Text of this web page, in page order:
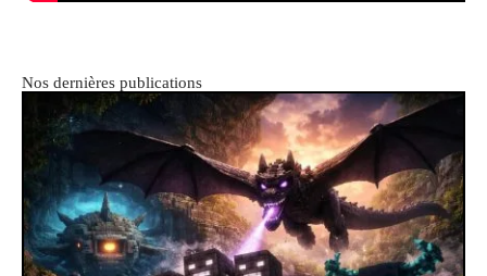
Nos dernières publications